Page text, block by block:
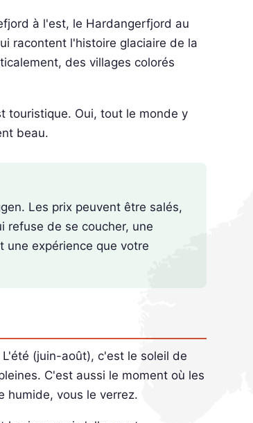
à l'est, le Hardangerfjord au
racontent l'histoire glaciaire de la
des villages colorés
touristique. Oui, tout le monde y
beau.
Les prix peuvent être salés,
refuse de se coucher, une
expérience que votre
(juin-août), c'est le soleil de
C'est aussi le moment où les
humide, vous le verrez.